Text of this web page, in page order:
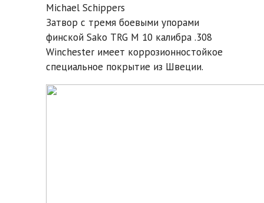
Michael Schippers
Затвор с тремя боевыми упорами
финской Sako TRG M 10 калибра .308
Winchester имеет коррозионностойкое
специальное покрытие из Швеции.